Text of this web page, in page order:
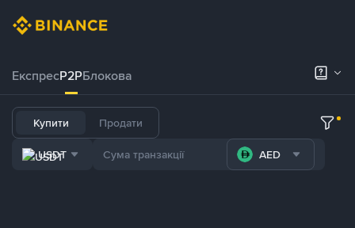
ЕкспресP2PБлокова
Купити Продати
USDT AED